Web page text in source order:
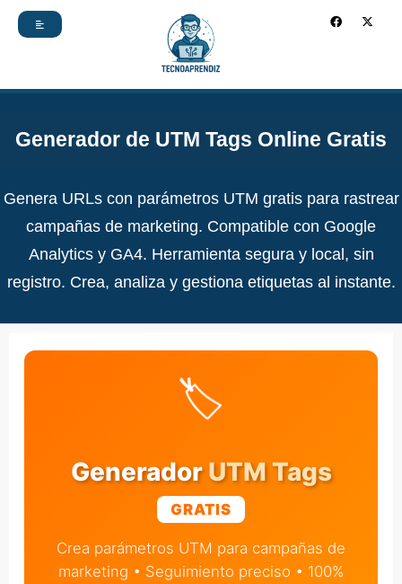
F
a
-
Generador de UTM Tags Online Gratis
Genera URLs con parámetros UTM gratis para rastrear
campañas de marketing. Compatible con Google
Analytics y GA4. Herramienta segura y local, sin
registro. Crea, analiza y gestiona etiquetas al instante.
🏷️
GeneradorUTM Tags
GRATIS
Crea parámetros UTM para campañas de
marketing • Seguimiento preciso • 100%